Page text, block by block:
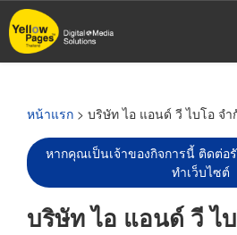
ข้าม
ไป
หน้าแรก > บริษัท ไอ แอนด์ วี ไบโอ จำ
หากคุณเป็นเจ้าของกิจการนี้ ติดต่อ
ทำเว็บไซต์
บริษัท ไอ แอนด์ วี ไ